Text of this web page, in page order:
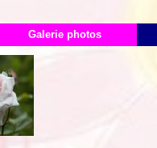
Galerie photos